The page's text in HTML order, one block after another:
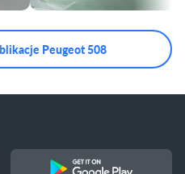
Peugeot 508